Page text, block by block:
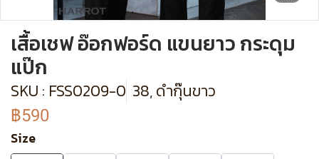
เสื้อเชฟ อ๊อกฟอร์ด แขนยาว กระดุม
แป๊ก
SKU : FSS0209-0 38, ดำกุ๊นขาว
฿590
Size